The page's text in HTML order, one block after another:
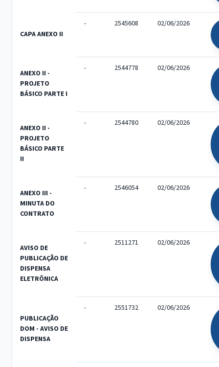
CAPA ANEXO II
- 2545608 02/06/2026
ANEXO II -
PROJETO
BÁSICO PARTE I
- 2544778 02/06/2026
ANEXO II -
PROJETO
BÁSICO PARTE
II
- 2544780 02/06/2026
ANEXO III -
MINUTA DO
CONTRATO
- 2546054 02/06/2026
AVISO DE
PUBLICAÇÃO DE
DISPENSA
ELETRÔNICA
- 2511271 02/06/2026
PUBLICAÇÃO
DOM - AVISO DE
DISPENSA
- 2551732 02/06/2026